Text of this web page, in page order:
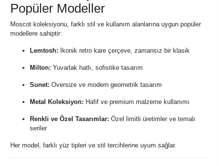
Popüler Modeller
Moscot koleksiyonu, farklı stil ve kullanım alanlarına uygun popüler
modellere sahiptir:
Lemtosh: İkonik retro kare çerçeve, zamansız bir klasik
Milton: Yuvarlak hatlı, sofistike tasarım
Sunet: Oversize ve modern geometrik tasarım
Metal Koleksiyon: Hafif ve premium malzeme kullanımı
Renkli ve Özel Tasarımlar: Özel limitli üretimler ve temalı
seriler
Her model, farklı yüz tipleri ve stil tercihlerine uyum sağlar.